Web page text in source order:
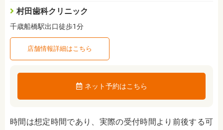
村田歯科クリニック
千歳船橋駅出口徒歩1分
店舗情報詳細はこちら
ネット予約はこちら
時間は想定時間であり、実際の受付時間より前後する可